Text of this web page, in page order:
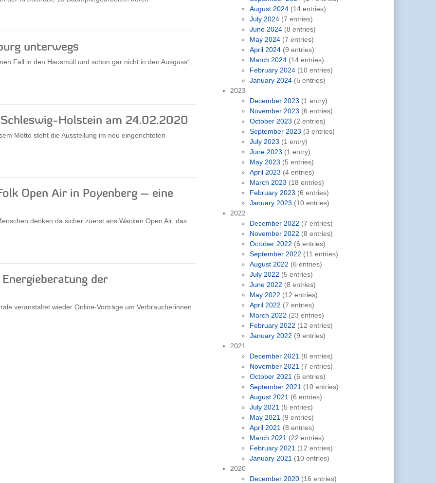
unterwegs
Fall in den Hausmüll und schon gar nicht in den Ausguss“,
Holstein am 24.02.2020
Motto steht die Ausstellung im neu eingerichteten
Open Air in Poyenberg – eine
denken da sicher zuerst ans Wacken Open Air, das
der
veranstaltet wieder Online-Vorträge um Verbraucherinnen
August 2024 (14 entries)
July 2024 (7 entries)
June 2024 (8 entries)
May 2024 (7 entries)
April 2024 (9 entries)
March 2024 (14 entries)
February 2024 (10 entries)
January 2024 (5 entries)
2023
December 2023 (1 entry)
November 2023 (6 entries)
October 2023 (2 entries)
September 2023 (3 entries)
July 2023 (1 entry)
June 2023 (1 entry)
May 2023 (5 entries)
April 2023 (4 entries)
March 2023 (18 entries)
February 2023 (6 entries)
January 2023 (10 entries)
2022
December 2022 (7 entries)
November 2022 (8 entries)
October 2022 (6 entries)
September 2022 (11 entries)
August 2022 (6 entries)
July 2022 (5 entries)
June 2022 (8 entries)
May 2022 (12 entries)
April 2022 (7 entries)
March 2022 (23 entries)
February 2022 (12 entries)
January 2022 (9 entries)
2021
December 2021 (6 entries)
November 2021 (7 entries)
October 2021 (5 entries)
September 2021 (10 entries)
August 2021 (6 entries)
July 2021 (5 entries)
May 2021 (9 entries)
April 2021 (8 entries)
March 2021 (22 entries)
February 2021 (12 entries)
January 2021 (10 entries)
2020
December 2020 (16 entries)